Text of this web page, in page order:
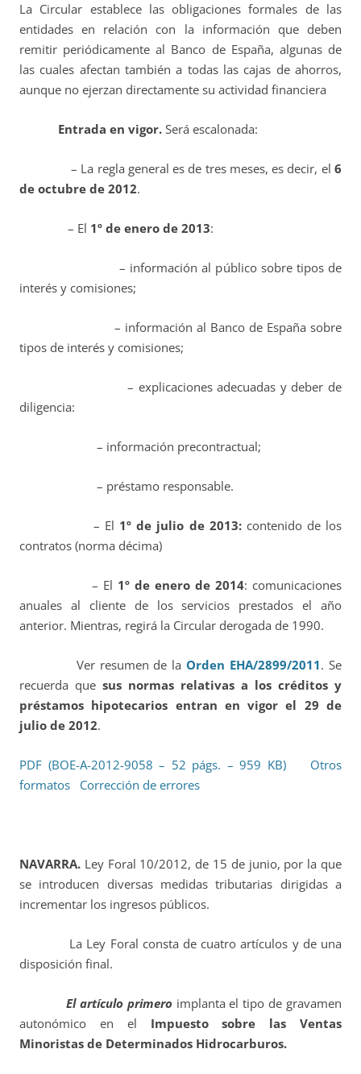
La Circular establece las obligaciones formales de las
entidades en relación con la información que deben
remitir periódicamente al Banco de España, algunas de
las cuales afectan también a todas las cajas de ahorros,
aunque no ejerzan directamente su actividad financiera
Entrada en vigor. Será escalonada:
– La regla general es de tres meses, es decir, el6
de octubre de 2012.
– El 1º de enero de 2013:
– información al público sobre tipos de
interés y comisiones;
– información al Banco de España sobre
tipos de interés y comisiones;
– explicaciones adecuadas y deber de
diligencia:
– información precontractual;
– préstamo responsable.
– El 1º de julio de 2013: contenido de los
contratos (norma décima)
– El 1º de enero de 2014: comunicaciones
anuales al cliente de los servicios prestados el año
anterior. Mientras, regirá la Circular derogada de 1990.
Ver resumen de laOrden EHA/2899/2011. Se
recuerda que sus normas relativas a los créditos y
préstamos hipotecarios entran en vigor el 29 de
julio de 2012.
PDF (BOE-A-2012-9058 – 52 págs. – 959 KB)
Otros
formatos
Corrección de errores
NAVARRA. Ley Foral 10/2012, de 15 de junio, por la que
se introducen diversas medidas tributarias dirigidas a
incrementar los ingresos públicos.
La Ley Foral consta de cuatro artículos y de una
disposición final.
El artículo primero implanta el tipo de gravamen
autonómico en el Impuesto sobre las Ventas
Minoristas de Determinados Hidrocarburos.